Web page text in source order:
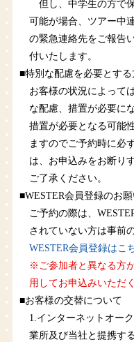
但し、中学生の方で
可能が場合、ツアー中
の緊急連絡先をご報告
付いたします。
■特別な配慮を必要とす
お客様の状況によって
な配慮、措置が必要に
措置が必要となる可能
ますのでご予約時に必
は、お申込みをお断り
ご了承ください。
■WESTER会員登録のお
ご予約の際は、
されていない方は事前
WESTER会員登録はこ
※ご参加者と異なる方が
用してお申込みいただ
■お客様の交替について
1.インターネットオー
業所及び当社と提携す